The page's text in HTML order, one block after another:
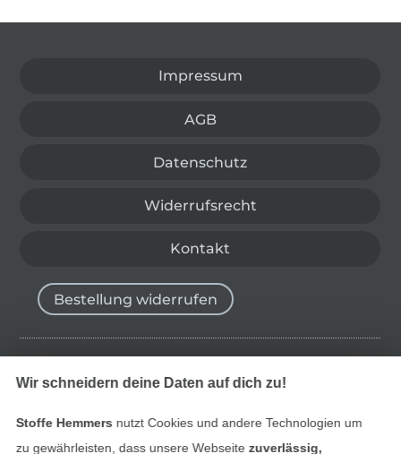
Impressum
AGB
Datenschutz
Widerrufsrecht
Kontakt
Bestellung widerrufen
Finde mehr Inspiration
Wir schneidern deine Daten auf dich zu!
Stoffe Hemmers nutzt Cookies und andere Technologien um
zu gewährleisten, dass unsere Webseite zuverlässig,